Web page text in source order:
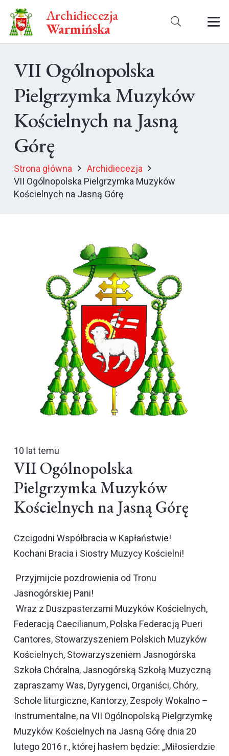
Archidiecezja
Warmińska
VII Ogólnopolska
Pielgrzymka Muzyków
Kościelnych na Jasną
Górę
Strona główna
Archidiecezja
VII Ogólnopolska Pielgrzymka Muzyków
Kościelnych na Jasną Górę
10 lat temu
VII Ogólnopolska
Pielgrzymka Muzyków
Kościelnych na Jasną Górę
Czcigodni Współbracia w Kapłaństwie!
Kochani Bracia i Siostry Muzycy Kościelni!
Przyjmijcie pozdrowienia od Tronu
Jasnogórskiej Pani!
Wraz z Duszpasterzami Muzyków Kościelnych,
Federacją Caecilianum, Polska Federacją Pueri
Cantores, Stowarzyszeniem Polskich Muzyków
Kościelnych, Stowarzyszeniem Jasnogórska
Szkoła Chóralna, Jasnogórską Szkołą Muzyczną
zapraszamy Was, Dyrygenci, Organiści, Chóry,
Schole liturgiczne, Kantorzy, Zespoły Wokalno –
Instrumentalne, na VII Ogólnopolską Pielgrzymkę
Muzyków Kościelnych na Jasną Górę dnia 20
lutego 2016 r., której hasłem będzie: „Miłosierdzie